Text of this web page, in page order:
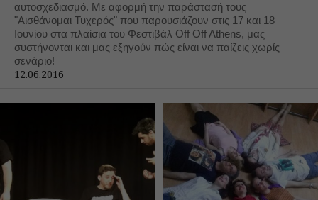
αυτοσχεδιασμό. Με αφορμή την παράστασή τους
"Αισθάνομαι Τυχερός" που παρουσιάζουν στις 17 και 18
Ιουνίου στα πλαίσια του Φεστιβάλ Off Off Athens, μας
συστήνονται και μας εξηγούν πώς είναι να παίζεις χωρίς
σενάριο!
12.06.2016